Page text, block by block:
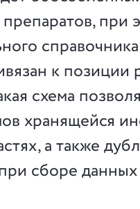
при
к позиции
схема
хранящейся
а также
сборе